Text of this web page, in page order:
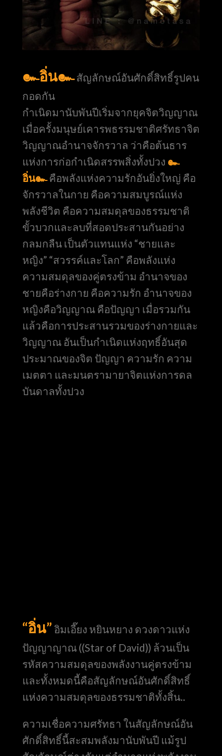
๛อิ่น๛สัญลักษณ์อันศักดิ์สิทธิ์รูปคน
กอดกัน
กำเนิดมานับพันปีเริ่มจากยุคจิตวิญญาณ
เมื่อครั้งมนุษย์เคารพธรรมชาติศรัทธาจิต
วิญญาณอำนาจจักรวาล ว่าคือต้นธาร
แห่งการก่อกำเนิดสรรพสิ่งทั้งปวง ๛
อิ่น๛คือพลังแห่งความรักอันยิ่งใหญ่ คือ
จักรวาลในกาย คือความสมบูรณ์แห่ง
พลังชีวิต คือความสมดุลของธรรมชาติ
ขั้วบวกและลบที่สอดประสานกันอย่าง
กลมกลืน เป็นตัวแทนแห่ง “ชายและ
หญิง” “สวรรค์และโลก” คือพลังแห่ง
ความสมดุลของคู่ตรงข้าม อำนาจของ
ชายคือร่างกาย คือความรัก อำนาจของ
หญิงคือวิญญาณ คือปัญญา เมื่อรวมกัน
แล้วคือการประสานรวมของร่างกายและ
วิญญาณ อันเป็นกำเนิดแห่งฤทธิ์อันสุด
ประมาณของจิต ปัญญา ความรัก ความ
เมตตา และมนตรามายาจิตแห่งการดล
บันดาลทั้งปวง
“อิ่น” อิมเอี๊ยง หยินหยาง ดวงดาวแห่ง
ปัญญาญาณ ((Star of David)) ล้วนเป็น
รหัสความสมดุลของพลังงานคู่ตรงข้าม
และทั้งหมดนี้คือสัญลักษณ์อันศักดิ์สิทธิ์
แห่งความสมดุลของธรรมชาติทั้งสิ้น..
ความเชื่อความศรัทธา ในสัญลักษณ์อัน
ศักดิ์สิทธิ์นี้สะสมพลังมานับพันปี แม้รูป